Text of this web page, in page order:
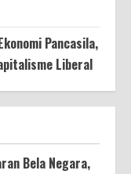
Pancasila,
Liberal
Bela Negara,